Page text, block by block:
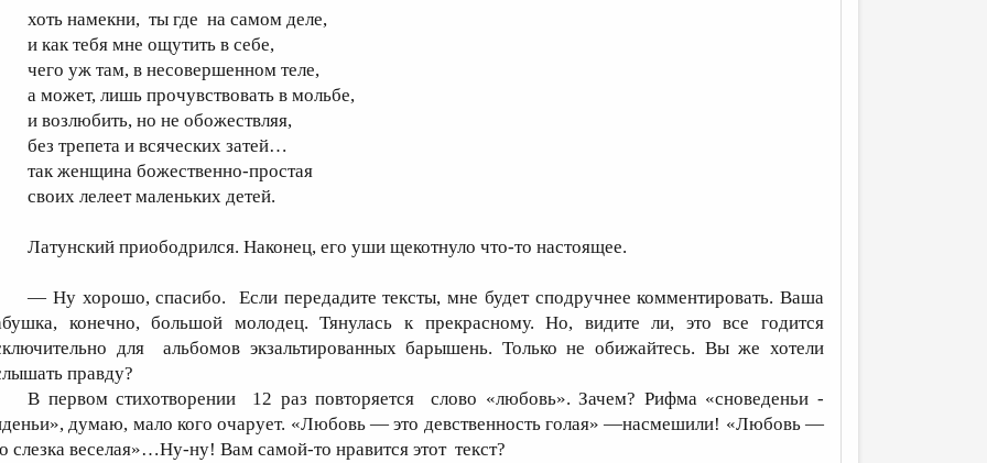
хоть намекни, ты где на самом деле,
и как тебя мне ощутить в себе,
чего уж там, в несовершенном теле,
а может, лишь прочувствовать в мольбе,
и возлюбить, но не обожествляя,
без трепета и всяческих затей…
так женщина божественно-простая
своих лелеет маленьких детей.
Латунский приободрился. Наконец, его уши щекотнуло что-то настоящее.
— Ну хорошо, спасибо. Если передадите тексты, мне будет сподручнее комментировать. Ваша
конечно, большой молодец. Тянулась к прекрасному. Но, видите ли, это все годится
для альбомов экзальтированных барышень. Только не обижайтесь. Вы же хотели
правду?
В первом стихотворении 12 раз повторяется слово «любовь». Зачем? Рифма «сноведеньи -
думаю, мало кого очарует. «Любовь — это девственность голая» —насмешили! «Любовь —
слезка веселая»…Ну-ну! Вам самой-то нравится этот текст?